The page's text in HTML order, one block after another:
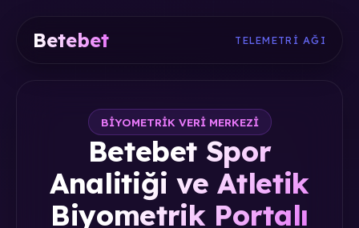
Betebet TELEMETRI AĞI
BIYOMETRIK VERI MERKEZI
Betebet Spor
Analitiği ve Atletik
Biyometrik Portalı